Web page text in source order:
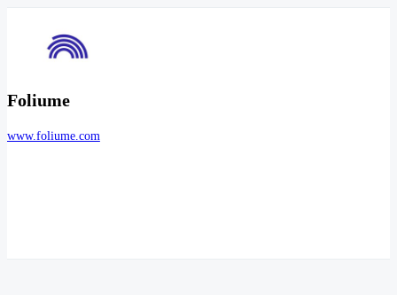
Foliume
www.foliume.com